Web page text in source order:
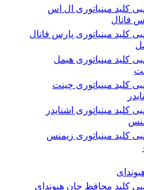
کلید مینیاتوری ال اس
فانال
کلید مینیاتوری پارس فانال
کلید مینیاتوری هیمل
کلید مینیاتوری چینت
کلید مینیاتوری اشنایدر
کلید مینیاتوری زیمنس
کلید محافظ جان هیوندای